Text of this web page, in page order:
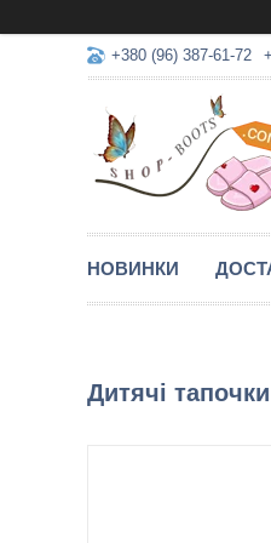
+380 (96) 387-61-72
НОВИНКИ
Дитячі тапочки